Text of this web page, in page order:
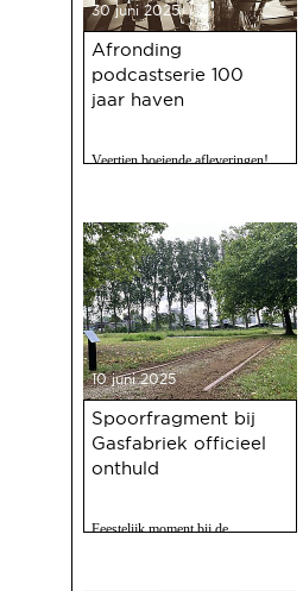
30 juni 2025
Afronding
podcastserie 100
jaar haven
Veertien boeiende afleveringen!
10 juni 2025
Spoorfragment bij
Gasfabriek officieel
onthuld
Feestelijk moment bij de